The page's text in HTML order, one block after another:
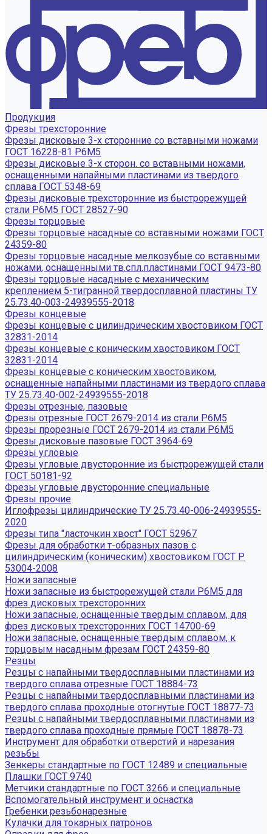
Продукция
Фрезы трехсторонние
Фрезы дисковые 3-х сторонние со вставными ножами
ГОСТ 16228-81 Р6М5
Фрезы дисковые 3-х сторон. со вставными ножами,
оснащенными напайными пластинами из твердого
сплава ГОСТ 5348-69
Фрезы дисковые трехсторонние из быстрорежущей
стали Р6М5 ГОСТ 28527-90
Фрезы торцовые
Фрезы торцовые насадные со вставными ножами ГОСТ
24359-80
Фрезы торцовые насадные мелкозубые со вставными
ножами, оснащенными тв.спл.пластинами ГОСТ 9473-80
Фрезы торцовые насадные с механическим
креплением 5-тигранной твердосплавной пластины ТУ
25.73.40-003-24939555-2018
Фрезы концевые
Фрезы концевые с цилиндрическим хвостовиком ГОСТ
32831-2014
Фрезы концевые с коническим хвостовиком ГОСТ
32831-2014
Фрезы концевые с коническим хвостовиком,
оснащенные напайными пластинами из твердого сплава
ТУ 25.73.40-002-24939555-2018
Фрезы отрезные, пазовые
Фрезы отрезные ГОСТ 2679-2014 из стали Р6М5
Фрезы прорезные ГОСТ 2679-2014 из стали Р6М5
Фрезы дисковые пазовые ГОСТ 3964-69
Фрезы угловые
Фрезы угловые двусторонние из быстрорежущей стали
ГОСТ 50181-92
Фрезы угловые двусторонние специальные
Фрезы прочие
Иглофрезы цилиндрические ТУ 25.73.40-006-24939555-
2020
Фрезы типа "ласточкин хвост" ГОСТ 52967
Фрезы для обработки т-образных пазов с
цилиндрическим (коническим) хвостовиком ГОСТ Р
53004-2008
Ножи запасные
Ножи запасные из быстрорежущей стали Р6М5 для
фрез дисковых трехсторонних
Ножи запасные, оснащенные твердым сплавом, для
фрез дисковых трехсторонних ГОСТ 14700-69
Ножи запасные, оснащенные твердым сплавом, к
торцовым насадным фрезам ГОСТ 24359-80
Резцы
Резцы с напайными твердосплавными пластинами из
твердого сплава отрезные ГОСТ 18884-73
Резцы с напайными твердосплавными пластинами из
твердого сплава проходные отогнутые ГОСТ 18877-73
Резцы с напайными твердосплавными пластинами из
твердого сплава проходные прямые ГОСТ 18878-73
Инструмент для обработки отверстий и нарезания
резьбы
Зенкеры стандартные по ГОСТ 12489 и специальные
Плашки ГОСТ 9740
Метчики стандартные по ГОСТ 3266 и специальные
Вспомогательный инструмент и оснастка
Гребенки резьбонарезные
Кулачки для токарных патронов